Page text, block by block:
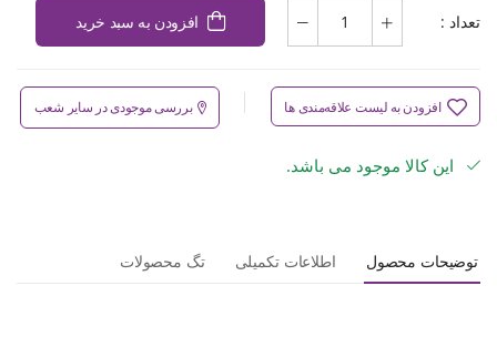
تعداد : افزودن به سبد خرید
افزودن به لیست علاقه‌مندی ها بررسی موجودی در سایر شعب
این کالا موجود می باشد.
توضیحات محصول اطلاعات تکمیلی تگ محصولات